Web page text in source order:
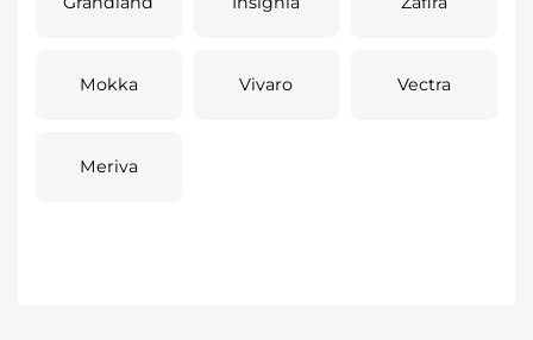
Mokka Vivaro Vectra
Meriva